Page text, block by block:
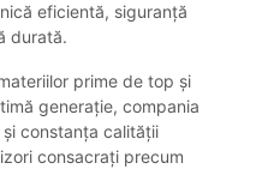
eficientă, siguranță
durată.
prime de top și
generație, compania
constanța calității
consacrați precum